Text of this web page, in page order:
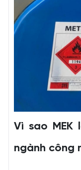
Vì sao
ngành công